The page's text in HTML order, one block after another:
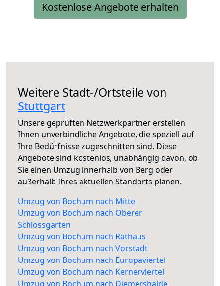
Kostenlose Angebote erhalten
Weitere Stadt-/Ortsteile von
Stuttgart
Unsere geprüften Netzwerkpartner erstellen
Ihnen unverbindliche Angebote, die speziell auf
Ihre Bedürfnisse zugeschnitten sind. Diese
Angebote sind kostenlos, unabhängig davon, ob
Sie einen Umzug innerhalb von Berg oder
außerhalb Ihres aktuellen Standorts planen.
Umzug von Bochum nach Mitte
Umzug von Bochum nach Oberer
Schlossgarten
Umzug von Bochum nach Rathaus
Umzug von Bochum nach Vorstadt
Umzug von Bochum nach Europaviertel
Umzug von Bochum nach Kernerviertel
Umzug von Bochum nach Diemershalde